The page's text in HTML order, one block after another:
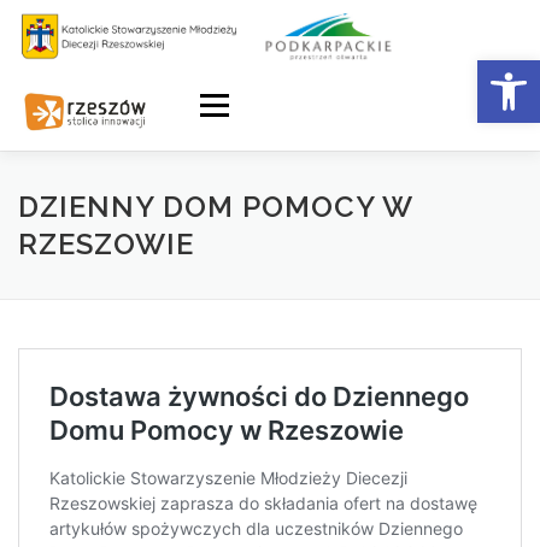
Skip
content
Menu
DZIENNY DOM POMOCY W
RZESZOWIE